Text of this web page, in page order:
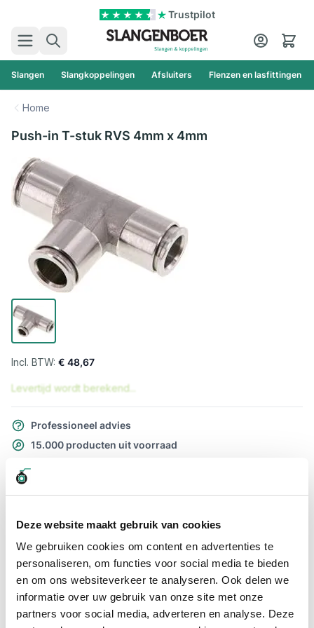
Deze website maakt gebruik van cookies
We gebruiken cookies om content en advertenties te
personaliseren, om functies voor social media te bieden
en om ons websiteverkeer te analyseren. Ook delen we
informatie over uw gebruik van onze site met onze
partners voor social media, adverteren en analyse. Deze
Trustpilot
Zoek
Cart
Slangen Slangkoppelingen Afsluiters Flenzen en lasfittingen
Home
Push-in T-stuk RVS 4mm x 4mm
€ 48,67
Levertijd wordt berekend...
Professioneel advies
15.000 producten uit voorraad
Snel naar
Meer informatie
Meer informatie
Maatvoering koppeling 4mm x 4mm